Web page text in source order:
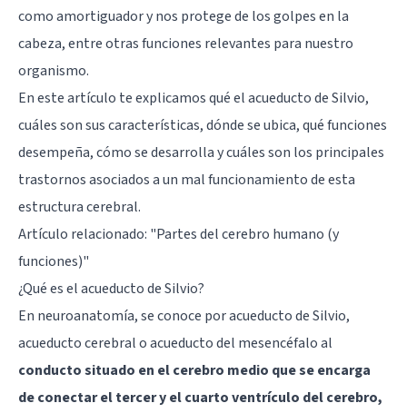
como amortiguador y nos protege de los golpes en la
cabeza, entre otras funciones relevantes para nuestro
organismo.
En este artículo te explicamos qué el acueducto de Silvio,
cuáles son sus características, dónde se ubica, qué funciones
desempeña, cómo se desarrolla y cuáles son los principales
trastornos asociados a un mal funcionamiento de esta
estructura cerebral.
Artículo relacionado: "Partes del cerebro humano (y
funciones)"
¿Qué es el acueducto de Silvio?
En neuroanatomía, se conoce por acueducto de Silvio,
acueducto cerebral o acueducto del mesencéfalo al
conducto situado en el cerebro medio que se encarga
de conectar el tercer y el cuarto ventrículo del cerebro,